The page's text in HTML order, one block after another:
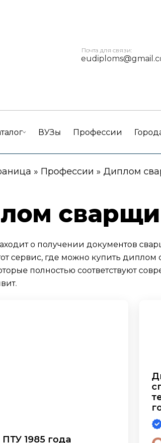
Почта для связи:
ВУЗы Профессии
» Профессии » Диплом
о получении документов
сервис, где можно купить
полностью соответствуют
1985 года